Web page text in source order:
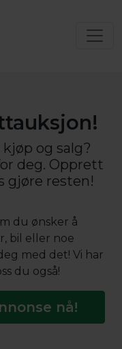
og salg?
deg. Opprett
gjøre resten!
du ønsker å
bil eller noe
med det! Vi har
du også!
nå!